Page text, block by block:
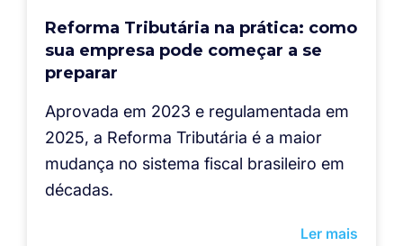
Reforma Tributária na prática: como
sua empresa pode começar a se
preparar
Aprovada em 2023 e regulamentada em
2025, a Reforma Tributária é a maior
mudança no sistema fiscal brasileiro em
décadas.
Ler mais